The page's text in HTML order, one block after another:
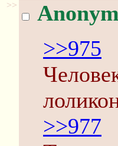
>>
>>975
>>977